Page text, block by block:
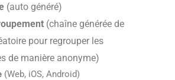
(auto généré)
(chaîne générée de
pour regrouper les
de manière anonyme)
(Web, iOS, Android)